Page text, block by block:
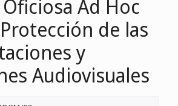
Ad Hoc
de las
y
Audiovisuales